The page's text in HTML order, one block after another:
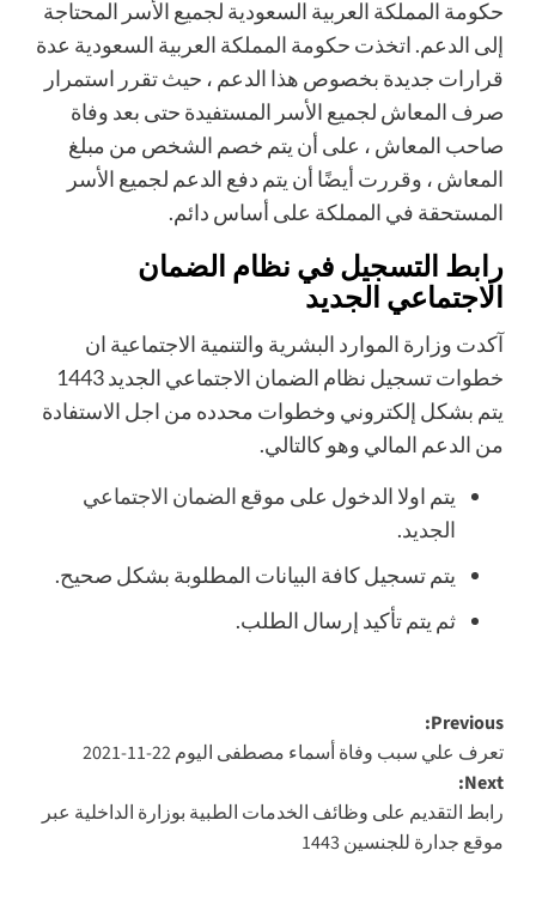
حكومة المملكة العربية السعودية لجميع الأسر المحتاجة
إلى الدعم. اتخذت حكومة المملكة العربية السعودية عدة
قرارات جديدة بخصوص هذا الدعم ، حيث تقرر استمرار
صرف المعاش لجميع الأسر المستفيدة حتى بعد وفاة
صاحب المعاش ، على أن يتم خصم الشخص من مبلغ
المعاش ، وقررت أيضًا أن يتم دفع الدعم لجميع الأسر
المستحقة في المملكة على أساس دائم.
رابط التسجيل في نظام الضمان
الاجتماعي الجديد
آكدت وزارة الموارد البشرية والتنمية الاجتماعية ان
خطوات تسجيل نظام الضمان الاجتماعي الجديد 1443
يتم بشكل إلكتروني وخطوات محدده من اجل الاستفادة
من الدعم المالي وهو كالتالي.
يتم اولا الدخول على موقع الضمان الاجتماعي
الجديد.
يتم تسجيل كافة البيانات المطلوبة بشكل صحيح.
ثم يتم تأكيد إرسال الطلب.
Post
navigation
Previous:
تعرف علي سبب وفاة أسماء مصطفى اليوم 22-11-2021
Next:
رابط التقديم على وظائف الخدمات الطبية بوزارة الداخلية عبر
موقع جدارة للجنسين 1443